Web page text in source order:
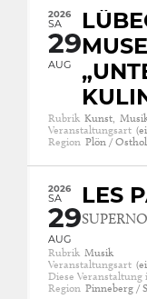
2026
SA
29
AUG
Rubrik Kunst,
Veranstaltungsart
Region Plön /
2026
SA
29
AUG
LES
Rubrik Musik
Veranstaltungsart
Diese Veranstaltung
Region Pinneberg /